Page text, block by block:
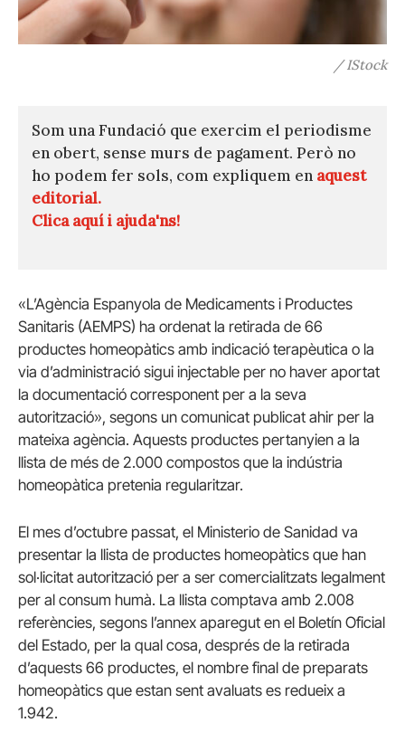
/ IStock
Som una Fundació que exercim el periodisme
en obert, sense murs de pagament. Però no
ho podem fer sols, com expliquem en aquest
editorial.
Clica aquí i ajuda'ns!
«L’Agència Espanyola de Medicaments i Productes
Sanitaris (AEMPS) ha ordenat la retirada de 66
productes homeopàtics amb indicació terapèutica o la
via d’administració sigui injectable per no haver aportat
la documentació corresponent per a la seva
autorització», segons un comunicat publicat ahir per la
mateixa agència. Aquests productes pertanyien a la
llista de més de 2.000 compostos que la indústria
homeopàtica pretenia regularitzar.
El mes d’octubre passat, el Ministerio de Sanidad va
presentar la llista de productes homeopàtics que han
sol·licitat autorització per a ser comercialitzats legalment
per al consum humà. La llista comptava amb 2.008
referències, segons l’annex aparegut en el Boletín Oficial
del Estado, per la qual cosa, després de la retirada
d’aquests 66 productes, el nombre final de preparats
homeopàtics que estan sent avaluats es redueix a
1.942.